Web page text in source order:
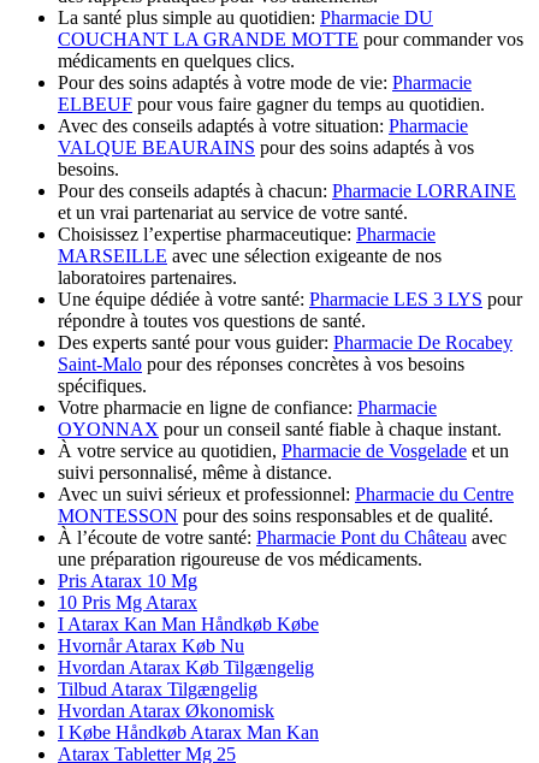
La santé plus simple au quotidien: Pharmacie DU
COUCHANT LA GRANDE MOTTE pour commander vos
médicaments en quelques clics.
Pour des soins adaptés à votre mode de vie: Pharmacie
ELBEUF pour vous faire gagner du temps au quotidien.
Avec des conseils adaptés à votre situation: Pharmacie
VALQUE BEAURAINS pour des soins adaptés à vos
besoins.
Pour des conseils adaptés à chacun: Pharmacie LORRAINE
et un vrai partenariat au service de votre santé.
Choisissez l’expertise pharmaceutique: Pharmacie
MARSEILLE avec une sélection exigeante de nos
laboratoires partenaires.
Une équipe dédiée à votre santé: Pharmacie LES 3 LYS pour
répondre à toutes vos questions de santé.
Des experts santé pour vous guider: Pharmacie De Rocabey
Saint-Malo pour des réponses concrètes à vos besoins
spécifiques.
Votre pharmacie en ligne de confiance: Pharmacie
OYONNAX pour un conseil santé fiable à chaque instant.
À votre service au quotidien, Pharmacie de Vosgelade et un
suivi personnalisé, même à distance.
Avec un suivi sérieux et professionnel: Pharmacie du Centre
MONTESSON pour des soins responsables et de qualité.
À l’écoute de votre santé: Pharmacie Pont du Château avec
une préparation rigoureuse de vos médicaments.
Pris Atarax 10 Mg
10 Pris Mg Atarax
I Atarax Kan Man Håndkøb Købe
Hvornår Atarax Køb Nu
Hvordan Atarax Køb Tilgængelig
Tilbud Atarax Tilgængelig
Hvordan Atarax Økonomisk
I Købe Håndkøb Atarax Man Kan
Atarax Tabletter Mg 25